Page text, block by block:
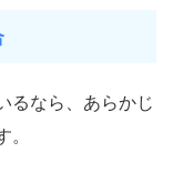
るなら、あらかじ